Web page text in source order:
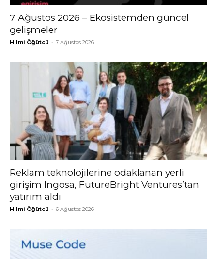
7 Ağustos 2026 – Ekosistemden güncel
gelişmeler
Hilmi Öğütcü - 7 Ağustos 2026
Reklam teknolojilerine odaklanan yerli
girişim Ingosa, FutureBright Ventures’tan
yatırım aldı
Hilmi Öğütcü - 6 Ağustos 2026